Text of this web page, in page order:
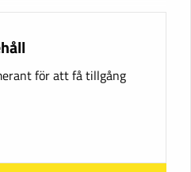
för att få tillgång